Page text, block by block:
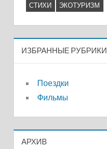
СТИХИ
ЭКОТУРИЗМ
ИЗБРАННЫЕ РУБРИКИ
Поездки
Фильмы
АРХИВ